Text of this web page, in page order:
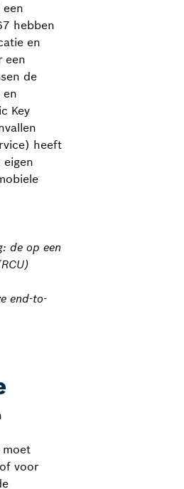
hebben
en
een
de
en
Key
heeft
eigen
de op een
end-to-
voor